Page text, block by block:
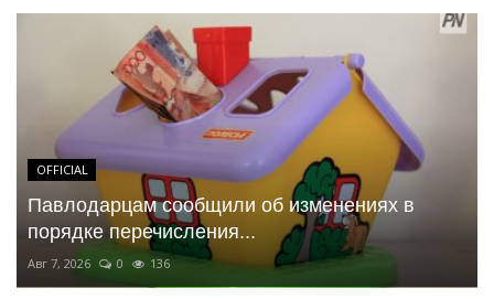
OFFICIAL
Павлодарцам сообщили об изменениях в
порядке перечисления...
Авг 7, 2026 0 136